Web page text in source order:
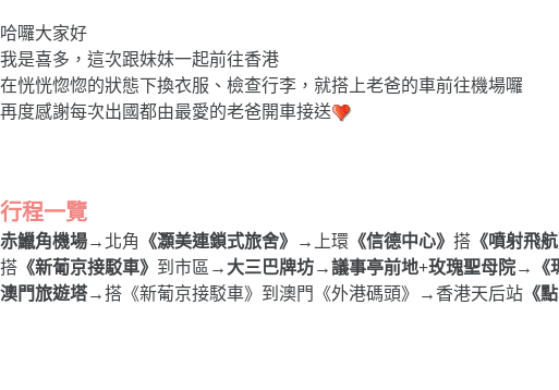
哈囉大家好
我是喜多，這次跟妹妹一起前往香港
在恍恍惚惚的狀態下換衣服、檢查行李，就搭上老爸的車前往機場囉
再度感謝每次出國都由最愛的老爸開車接送
行程一覽
赤鱲角機場→北角 《灝美連鎖式旅舍》 →上環 《信德中心》 搭 《噴射飛航
搭 《新葡京接駁車》 到市區→ 大三巴牌坊→議事亭前地+玫瑰聖母院→
澳門旅遊塔→搭《新葡京接駁車》到澳門《外港碼頭》→香港天后站 《